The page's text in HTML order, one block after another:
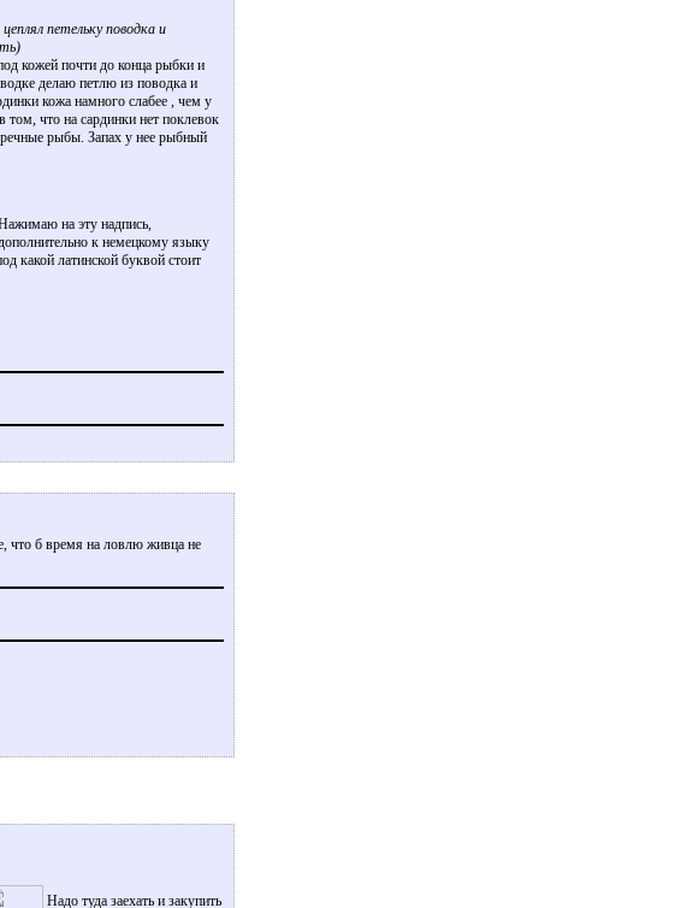
петельку поводка и
кожей почти до конца рыбки и
делаю петлю из поводка и
кожа намного слабее , чем у
что на сардинки нет поклевок
рыбы. Запах у нее рыбный
на эту надпись,
к немецкому языку
какой латинской буквой стоит
что б время на ловлю живца не
Надо туда заехать и закупить